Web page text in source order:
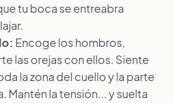
tu boca se entreabra
Encoge los hombros,
las orejas con ellos. Siente
la zona del cuello y la parte
Mantén la tensión... y suelta